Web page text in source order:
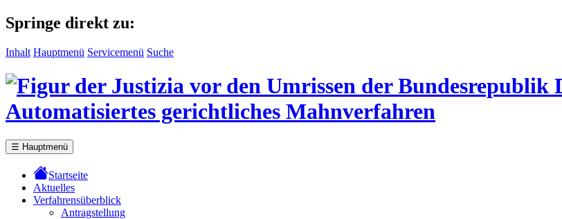
Springe direkt zu:
Inhalt Hauptmenü Servicemenü Suche
Automatisiertes gerichtliches Mahnverfahren
☰ Hauptmenü
Startseite
Aktuelles
Verfahrensüberblick
Antragstellung